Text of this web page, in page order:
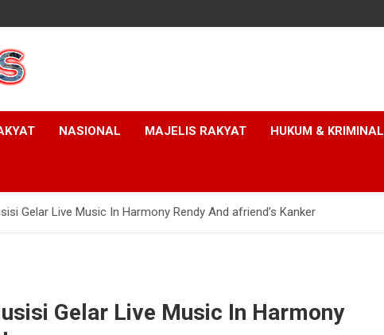
NASIONAL MAJELIS RAKYAT HUKUM & KRIMINAL
Gelar Live Music In Harmony Rendy And afriend’s Kanker
Gelar Live Music In Harmony